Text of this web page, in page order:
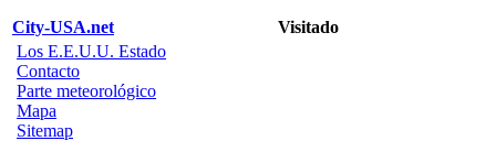
City-USA.net
Visitado
Los E.E.U.U. Estado
Contacto
Parte meteorológico
Mapa
Sitemap